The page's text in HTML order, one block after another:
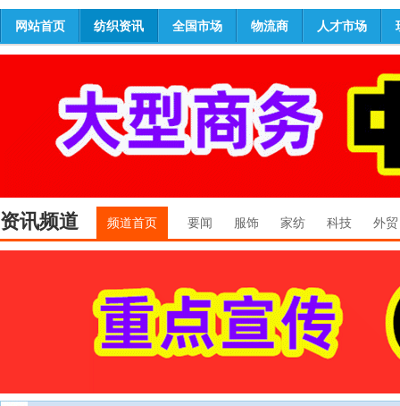
网站首页 纺织资讯 全国市场 物流商 人才市场
资讯频道 频道首页 要闻 服饰 家纺 科技 外贸